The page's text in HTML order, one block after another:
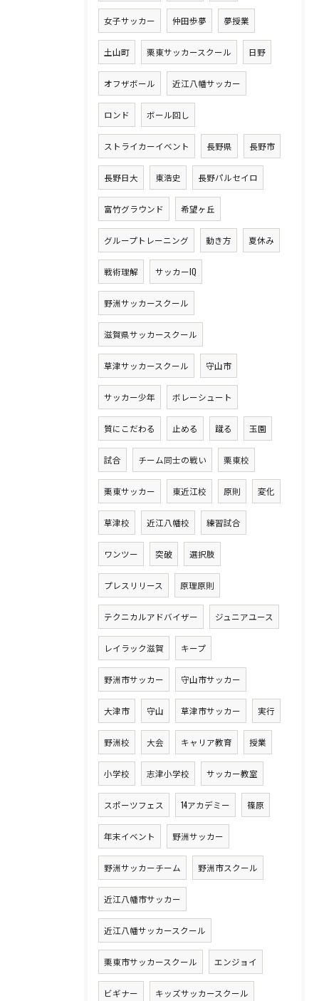
女子サッカー 仲田歩夢 夢授業
土山町 栗東サッカースクール 日野
オフザボール 近江八幡サッカー
ロンド ボール回し
ストライカーイベント 長野県 長野市
長野日大 東浩史 長野パルセイロ
富竹グラウンド 希望ヶ丘
グループトレーニング 動き方 夏休み
戦術理解 サッカーIQ
野洲サッカースクール
滋賀県サッカースクール
草津サッカースクール 守山市
サッカー少年 ボレーシュート
質にこだわる 止める 蹴る 玉園
試合 チーム同士の戦い 栗東校
栗東サッカー 東近江校 原則 変化
草津校 近江八幡校 練習試合
ワンツー 突破 選択肢
プレスリリース 原理原則
テクニカルアドバイザー ジュニアユース
レイラック滋賀 キープ
野洲市サッカー 守山市サッカー
大津市 守山 草津市サッカー 実行
野洲校 大会 キャリア教育 授業
小学校 志津小学校 サッカー教室
スポーツフェス 14アカデミー 篠原
年末イベント 野洲サッカー
野洲サッカーチーム 野洲市スクール
近江八幡市サッカー
近江八幡サッカースクール
栗東市サッカースクール エンジョイ
ビギナー キッズサッカースクール